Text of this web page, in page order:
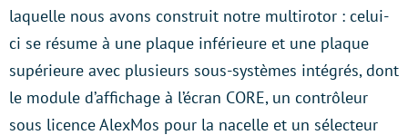
laquelle nous avons construit notre multirotor : celui-
ci se résume à une plaque inférieure et une plaque
supérieure avec plusieurs sous-systèmes intégrés, dont
le module d’affichage à l’écran CORE, un contrôleur
sous licence AlexMos pour la nacelle et un sélecteur